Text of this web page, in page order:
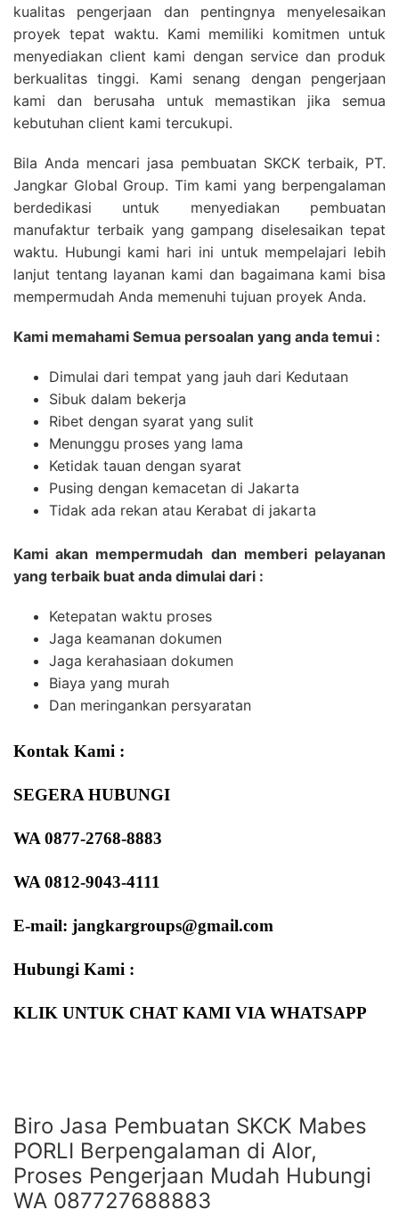
kualitas pengerjaan dan pentingnya menyelesaikan
proyek tepat waktu. Kami memiliki komitmen untuk
menyediakan client kami dengan service dan produk
berkualitas tinggi. Kami senang dengan pengerjaan
kami dan berusaha untuk memastikan jika semua
kebutuhan client kami tercukupi.
Bila Anda mencari jasa pembuatan SKCK terbaik, PT.
Jangkar Global Group. Tim kami yang berpengalaman
berdedikasi untuk menyediakan pembuatan
manufaktur terbaik yang gampang diselesaikan tepat
waktu. Hubungi kami hari ini untuk mempelajari lebih
lanjut tentang layanan kami dan bagaimana kami bisa
mempermudah Anda memenuhi tujuan proyek Anda.
Kami memahami Semua persoalan yang anda temui :
Dimulai dari tempat yang jauh dari Kedutaan
Sibuk dalam bekerja
Ribet dengan syarat yang sulit
Menunggu proses yang lama
Ketidak tauan dengan syarat
Pusing dengan kemacetan di Jakarta
Tidak ada rekan atau Kerabat di jakarta
Kami akan mempermudah dan memberi pelayanan
yang terbaik buat anda dimulai dari :
Ketepatan waktu proses
Jaga keamanan dokumen
Jaga kerahasiaan dokumen
Biaya yang murah
Dan meringankan persyaratan
Kontak Kami :
SEGERA HUBUNGI
WA 0877-2768-8883
WA 0812-9043-4111
E-mail: jangkargroups@gmail.com
Hubungi Kami :
KLIK UNTUK CHAT KAMI VIA WHATSAPP
Biro Jasa Pembuatan SKCK Mabes
PORLI Berpengalaman di Alor,
Proses Pengerjaan Mudah Hubungi
WA 087727688883